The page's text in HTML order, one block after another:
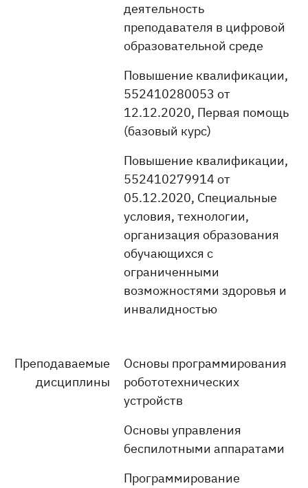
деятельность
преподавателя в цифровой
образовательной среде
Повышение квалификации,
552410280053 от
12.12.2020, Первая помощь
(базовый курс)
Повышение квалификации,
552410279914 от
05.12.2020, Специальные
условия, технологии,
организация образования
обучающихся с
ограниченными
возможностями здоровья и
инвалидностью
Преподаваемые
дисциплины
Основы программирования
робототехнических
устройств
Основы управления
беспилотными аппаратами
Программирование